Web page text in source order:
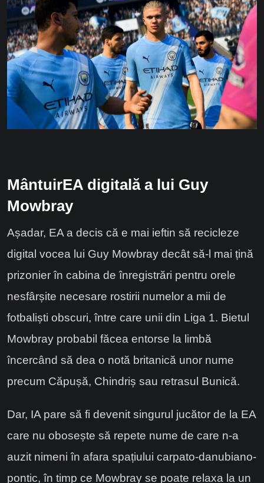
MântuirEA digitală a lui Guy
Mowbray
Așadar, EA a decis că e mai ieftin să recicleze
digital vocea lui Guy Mowbray decât să-l mai țină
prizonier în cabina de înregistrări pentru orele
nesfârșite necesare rostirii numelor a mii de
fotbaliști obscuri, între care unii din Liga 1. Bietul
Mowbray probabil făcea entorse la limbă
încercând să dea o notă britanică unor nume
precum Căpușă, Chindriș sau retrasul Bunică.
Dar, IA pare să fi devenit singurul jucător de la EA
care nu obosește să repete nume de care n-a
auzit nimeni în afara spațiului carpato-danubiano-
pontic, în timp ce Mowbray se poate relaxa la un